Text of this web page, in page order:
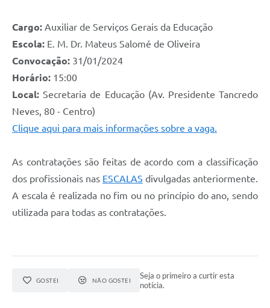
Cargo: Auxiliar de Serviços Gerais da Educação
Escola: E. M. Dr. Mateus Salomé de Oliveira
Convocação: 31/01/2024
Horário: 15:00
Local:Secretaria de Educação (Av. Presidente Tancredo
Neves, 80 - Centro)
Clique aqui para mais informações sobre a vaga.
As contratações são feitas de acordo com a classificação
dos profissionais nas ESCALAS divulgadas anteriormente.
A escala é realizada no fim ou no princípio do ano, sendo
utilizada para todas as contratações.
GOSTEI NÃO GOSTEI
Seja o primeiro a curtir esta
notícia.